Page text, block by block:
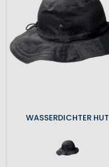
WASSERDICHTER HUT